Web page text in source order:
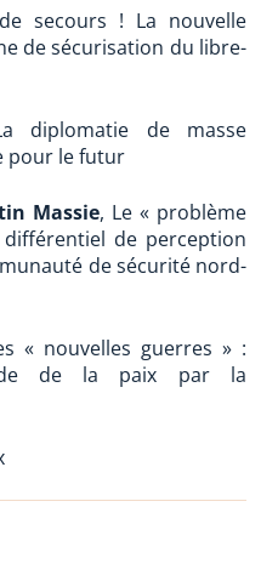
secours ! La nouvelle
de sécurisation du libre-
diplomatie de masse
pour le futur
Massie, Le « problème
de perception
de sécurité nord-
« nouvelles guerres » :
de la paix par la